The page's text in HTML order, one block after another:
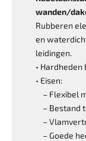
wanden/
Rubberen
en
leidingen.
• Hardheden
• Eisen:
– Flexibel
– Bestand
–
– Goede